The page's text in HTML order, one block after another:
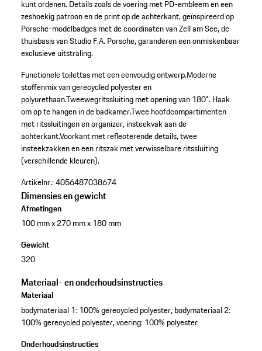
kunt ordenen. Details zoals de voering met PD-embleem en een
zeshoekig patroon en de print op de achterkant, geïnspireerd op
Porsche-modelbadges met de coördinaten van Zell am See, de
thuisbasis van Studio F.A. Porsche, garanderen een onmiskenbaar
exclusieve uitstraling.
Functionele toilettas met een eenvoudig ontwerp.Moderne
stoffenmix van gerecycled polyester en
polyurethaan.Tweewegritssluiting met opening van 180°. Haak
om op te hangen in de badkamer.Twee hoofdcompartimenten
met ritssluitingen en organizer, insteekvak aan de
achterkant.Voorkant met reflecterende details, twee
insteekzakken en een ritszak met verwisselbare ritssluiting
(verschillende kleuren).
Artikelnr.:4056487038674
Dimensies en gewicht
Afmetingen
100 mm x 270 mm x 180 mm
Gewicht
320
Materiaal- en onderhoudsinstructies
Materiaal
bodymateriaal 1: 100% gerecycled polyester, bodymateriaal 2:
100% gerecycled polyester, voering: 100% polyester
Onderhoudsinstructies